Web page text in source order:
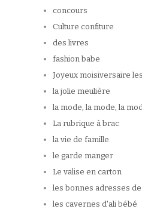
concours
Culture confiture
des livres
fashion babe
Joyeux moisiversaire
la jolie meulière
la mode, la mode, la
La rubrique à brac
la vie de famille
le garde manger
Le valise en carton
les bonnes adresses
les cavernes d'ali bébé